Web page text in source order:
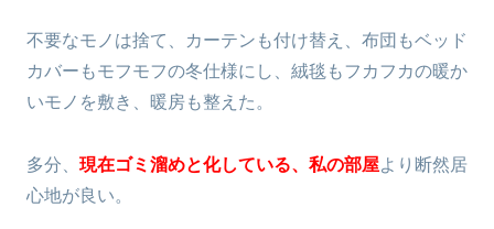
不要なモノは捨て、カーテンも付け替え、布団もベッド
カバーもモフモフの冬仕様にし、絨毯もフカフカの暖か
いモノを敷き、暖房も整えた。
多分、 現在ゴミ溜めと化している、私の部屋より断然居
心地が良い。